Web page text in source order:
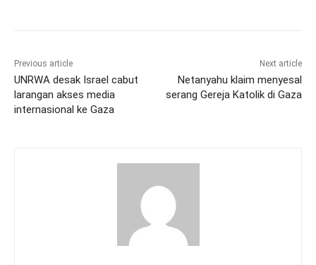
Previous article
UNRWA desak Israel cabut
larangan akses media
internasional ke Gaza
Next article
Netanyahu klaim menyesal
serang Gereja Katolik di Gaza